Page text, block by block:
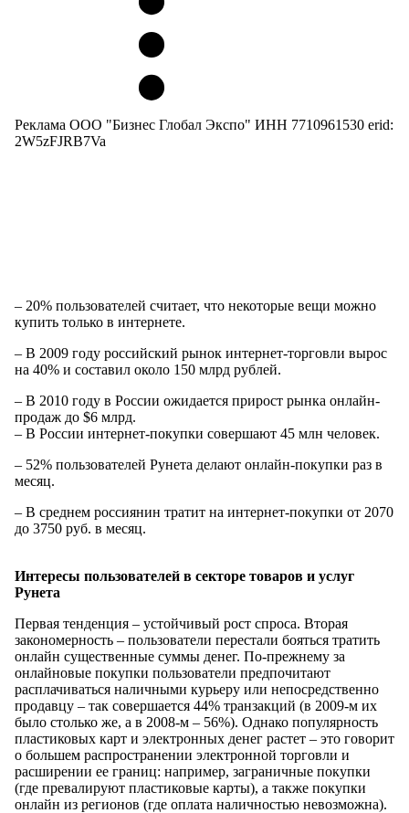
Реклама ООО "Бизнес Глобал Экспо" ИНН 7710961530 erid:
2W5zFJRB7Va
– 20% пользователей считает, что некоторые вещи можно
купить только в интернете.
– В 2009 году российский рынок интернет-торговли вырос
на 40% и составил около 150 млрд рублей.
– В 2010 году в России ожидается прирост рынка онлайн-
продаж до $6 млрд.
– В России интернет-покупки совершают 45 млн человек.
– 52% пользователей Рунета делают онлайн-покупки раз в
месяц.
– В среднем россиянин тратит на интернет-покупки от 2070
до 3750 руб. в месяц.
Интересы пользователей в секторе товаров и услуг
Рунета
Первая тенденция – устойчивый рост спроса. Вторая
закономерность – пользователи перестали бояться тратить
онлайн существенные суммы денег. По-прежнему за
онлайновые покупки пользователи предпочитают
расплачиваться наличными курьеру или непосредственно
продавцу – так совершается 44% транзакций (в 2009-м их
было столько же, а в 2008-м – 56%). Однако популярность
пластиковых карт и электронных денег растет – это говорит
о большем распространении электронной торговли и
расширении ее границ: например, заграничные покупки
(где превалируют пластиковые карты), а также покупки
онлайн из регионов (где оплата наличностью невозможна).